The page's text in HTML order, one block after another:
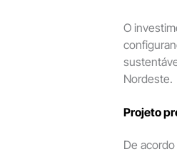
O
Nordeste.
Projeto
De